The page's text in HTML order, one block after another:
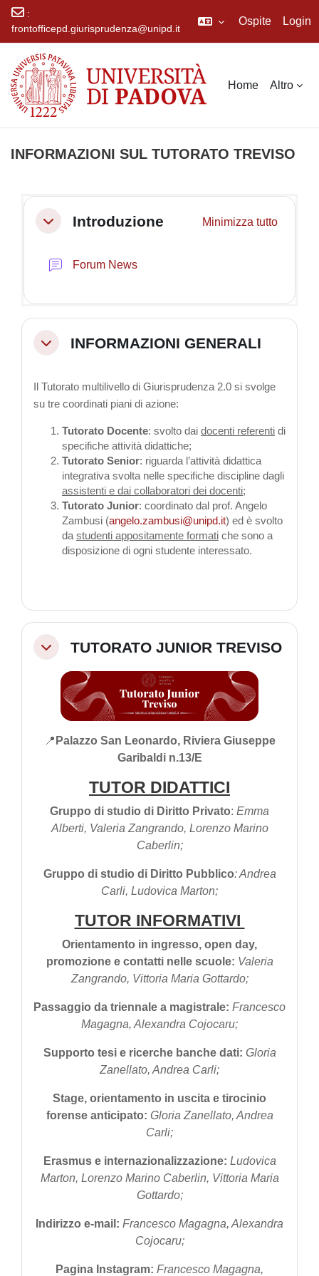
:
frontofficepd.giurisprudenza@unipd.it
Ospite Login
Home Altro
INFORMAZIONI SUL TUTORATO TREVISO
Schema della sezione
MinimizzaIntroduzione Minimizza tutto
Forum News
MinimizzaINFORMAZIONI GENERALI
Il Tutorato multilivello di Giurisprudenza 2.0 si svolge
su tre coordinati piani di azione:
Tutorato Docente: svolto dai docenti referenti di
specifiche attività didattiche;
Tutorato Senior: riguarda l’attività didattica
integrativa svolta nelle specifiche discipline dagli
assistenti e dai collaboratori dei docenti;
Tutorato Junior: coordinato dal prof. Angelo
Zambusi (angelo.zambusi@unipd.it) ed è svolto
da studenti appositamente formati che sono a
disposizione di ogni studente interessato.
MinimizzaTUTORATO JUNIOR TREVISO
📍 Palazzo San Leonardo, Riviera Giuseppe
Garibaldi n.13/E
TUTOR DIDATTICI
Gruppo di studio di Diritto Privato: Emma
Alberti, Valeria Zangrando, Lorenzo Marino
Caberlin;
Gruppo di studio di Diritto Pubblico: Andrea
Carli, Ludovica Marton;
TUTOR INFORMATIVI
Orientamento in ingresso, open day,
promozione e contatti nelle scuole: Valeria
Zangrando, Vittoria Maria Gottardo;
Passaggio da triennale a magistrale: Francesco
Magagna, Alexandra Cojocaru;
Supporto tesi e ricerche banche dati: Gloria
Zanellato, Andrea Carli;
Stage, orientamento in uscita e tirocinio
forense anticipato: Gloria Zanellato, Andrea
Carli;
Erasmus e internazionalizzazione: Ludovica
Marton, Lorenzo Marino Caberlin, Vittoria Maria
Gottardo;
Indirizzo e-mail: Francesco Magagna, Alexandra
Cojocaru;
Pagina Instagram: Francesco Magagna,